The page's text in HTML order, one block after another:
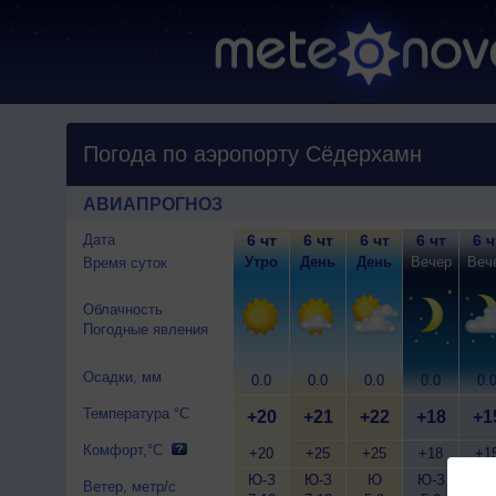
Погода по аэропорту Сёдерхамн
АВИАПРОГНОЗ
Дата
Время суток
Облачность
Погодные явления
Осадки, мм
Температура °C
Комфорт,°C
Ветер, метр/с
6 чт
Утро
0.0
+20
+20
Ю-З
6 чт
День
0.0
+21
+25
Ю-З
6 чт
День
0.0
+22
+25
Ю
6 чт
Вечер
0.0
+18
+18
Ю-З
6
0.0